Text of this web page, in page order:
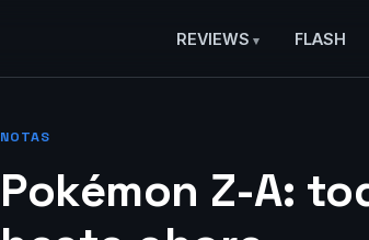
REVIEWS FLASH
NOTAS
Pokémon Z-A: